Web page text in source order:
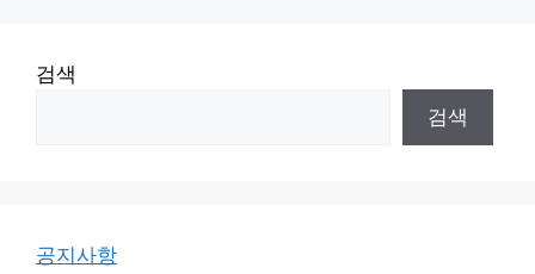
검색
검색
공지사항